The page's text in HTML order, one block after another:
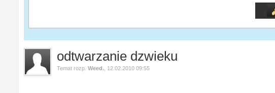
odtwarzanie dzwieku
Temat rozp.Weed. 12.02.2010 09:55